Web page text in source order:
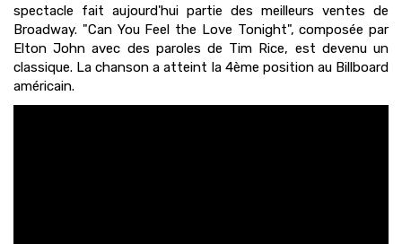
spectacle fait aujourd'hui partie des meilleurs ventes de
Broadway. "Can You Feel the Love Tonight", composée par
Elton John avec des paroles de Tim Rice, est devenu un
classique. La chanson a atteint la 4ème position au Billboard
américain.